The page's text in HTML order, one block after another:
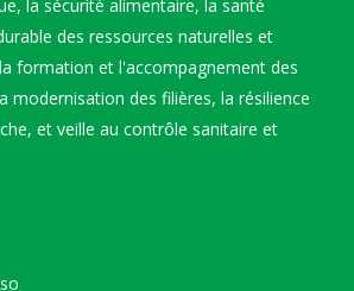
la sécurité alimentaire, la santé
des ressources naturelles et
formation et l'accompagnement des
modernisation des filières, la résilience
et veille au contrôle sanitaire et